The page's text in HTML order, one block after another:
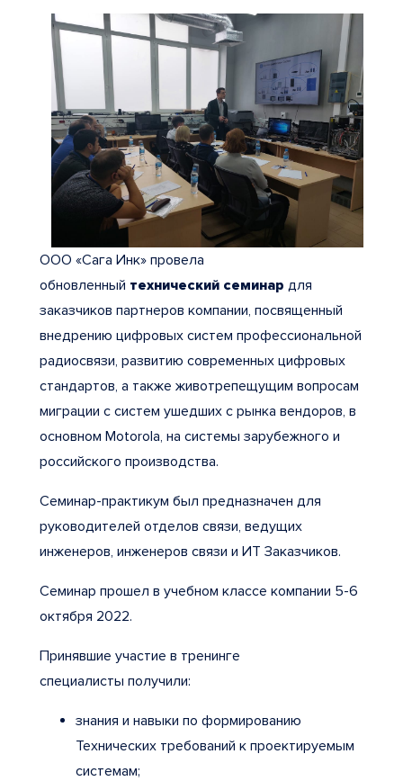
ООО «Сага Инк» провела
обновленный технический семинар для
заказчиков партнеров компании, посвященный
внедрению цифровых систем профессиональной
радиосвязи, развитию современных цифровых
стандартов, а также животрепещущим вопросам
миграции с систем ушедших с рынка вендоров, в
основном Motorola, на системы зарубежного и
российского производства.
Семинар-практикум был предназначен для
руководителей отделов связи, ведущих
инженеров, инженеров связи и ИТ Заказчиков.
Семинар прошел в учебном классе компании 5-6
октября 2022.
Принявшие участие в тренинге
специалисты получили:
знания и навыки по формированию
Технических требований к проектируемым
системам;